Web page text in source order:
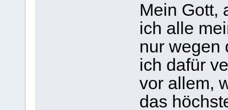
Mein Gott,
ich alle
nur wegen
ich dafür
vor allem,
das